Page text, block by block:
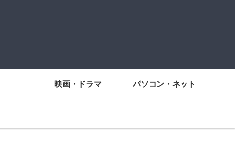
映画・ドラマ パソコン・ネット